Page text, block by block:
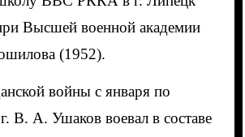
Высшей военной академии
(1952).
войны с января по
В. А. Ушаков воевал в составе